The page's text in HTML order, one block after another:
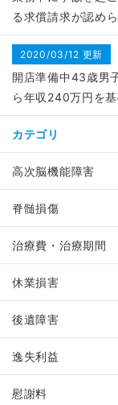
る求償請求が認め
2020/03/12 更新
開店準備中43歳男
ら年収240万円を
カテゴリ
高次脳機能障害
脊髄損傷
治療費・治療期間
休業損害
後遺障害
逸失利益
慰謝料